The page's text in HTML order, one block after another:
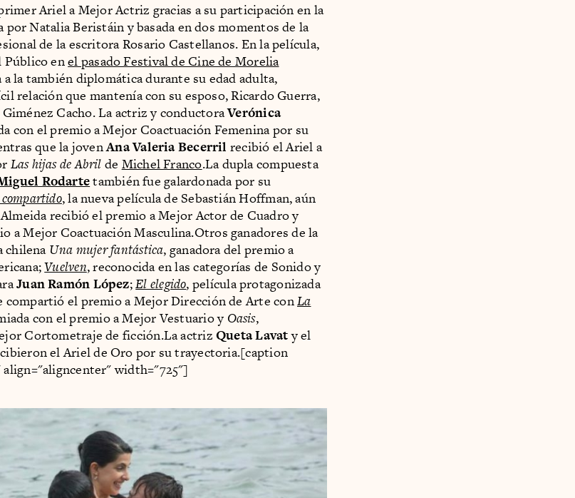
Ariel a Mejor Actriz gracias a su participación en la
por Natalia Beristáin y basada en dos momentos de la
de la escritora Rosario Castellanos. En la película,
Público enel pasado Festival de Cine de Morelia
la también diplomática durante su edad adulta,
relación que mantenía con su esposo, Ricardo Guerra,
Cacho. La actriz y conductoraVerónica
con el premio a Mejor Coactuación Femenina por su
que la jovenAna Valeria Becerril recibió el Ariel a
Las hijas de Abril de Michel Franco.La dupla compuesta
Rodartetambién fue galardonada por su
, la nueva película de Sebastián Hoffman, aún
recibió el premio a Mejor Actor de Cuadro y
a Mejor Coactuación Masculina.Otros ganadores de la
chilenaUna mujer fantástica, ganadora del premio a
Vuelven, reconocida en las categorías de Sonido y
Juan Ramón López;El elegido, película protagonizada
compartió el premio a Mejor Dirección de Arte conLa
con el premio a Mejor Vestuario y Oasis,
Cortometraje de ficción.La actrizQueta Lavaty el
el Ariel de Oro por su trayectoria.[caption
align="aligncenter" width="725"]